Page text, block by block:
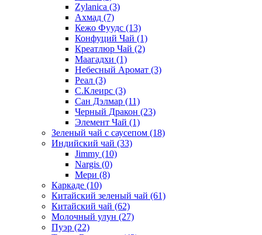
Zylanica (3)
Ахмад (7)
Кежо Фуудс (13)
Конфуций Чай (1)
Креатлюр Чай (2)
Маагадхи (1)
Небесный Аромат (3)
Реал (3)
С.Клеирс (3)
Сан Дэлмар (11)
Черный Дракон (23)
Элемент Чай (1)
Зеленый чай с саусепом (18)
Индийский чай (33)
Jimmy (10)
Nargis (0)
Мери (8)
Каркаде (10)
Китайский зеленый чай (61)
Китайский чай (62)
Молочный улун (27)
Пуэр (22)